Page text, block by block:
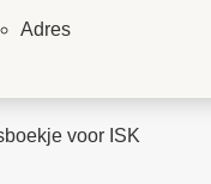
Adres
voor ISK